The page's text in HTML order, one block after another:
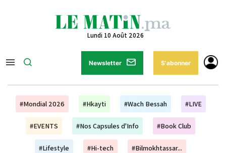
Lundi 10 Août 2026
Newsletter S'abonner
#Mondial 2026 #Hkayti #Wach Bessah #LIVE
#EVENTS #Nos Capsules d'Info #Book Club
#Lifestyle #Hi-tech #Bilmokhtassar...